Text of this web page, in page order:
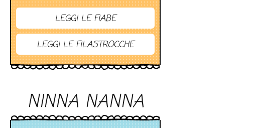
LEGGI LE FIABE
LEGGI LE FILASTROCCHE
NINNA NANNA